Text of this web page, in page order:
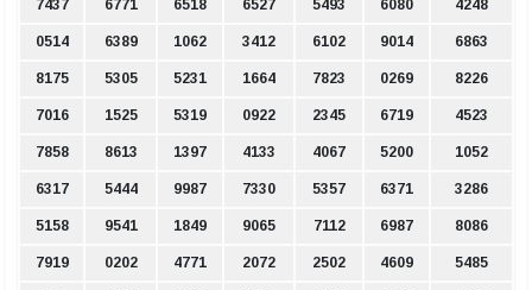
7437 6771 6518 6527 5493 6080 4248
0514 6389 1062 3412 6102 9014 6863
8175 5305 5231 1664 7823 0269 8226
7016 1525 5319 0922 2345 6719 4523
7858 8613 1397 4133 4067 5200 1052
6317 5444 9987 7330 5357 6371 3286
5158 9541 1849 9065 7112 6987 8086
7919 0202 4771 2072 2502 4609 5485